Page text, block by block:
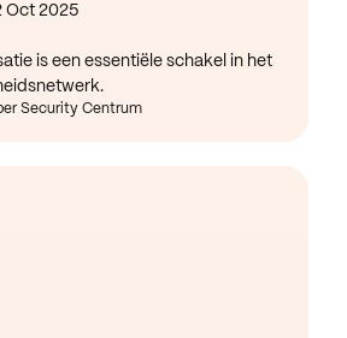
Oct 2025
is een essentiële schakel in het
Security Centrum